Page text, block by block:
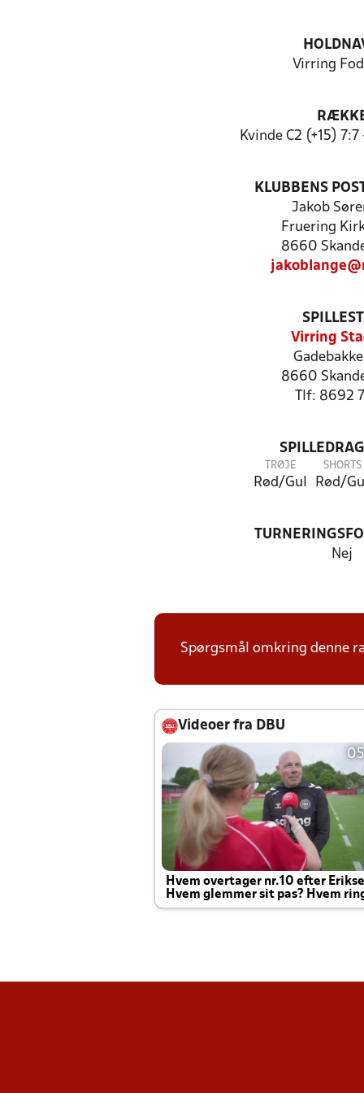
Virring
Kvinde C2 (+15)
KLUBBENS
Jakob
Fruering
8660
Virring
8660
Tlf: 8692
TRØJE
Rød/Gul
SHORTS
Rød/Gul
Nej
Spørgsmål omkring denne
Videoer fra DBU
Hvem overtager nr.10 efter
Hvem glemmer sit pas? Hvem
Joachim altid til efter kampe?